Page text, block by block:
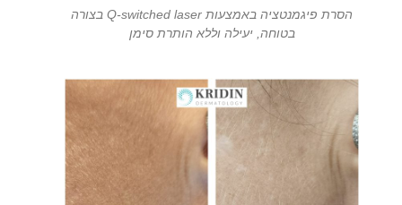
הסרת פיגמנטציה באמצעות Q-switched laser בצורה
בטוחה, יעילה וללא הותרת סימן